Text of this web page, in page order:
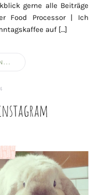
gerne alle Beiträge
Food Processor | Ich
auf […]